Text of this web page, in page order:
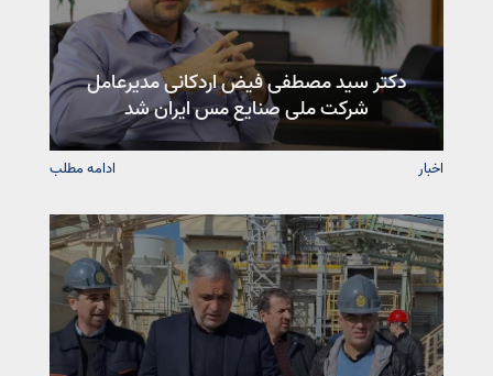
دکتر سید مصطفی فیض اردکانی مدیرعامل
شرکت ملی صنایع مس ایران شد
اخبار ادامه مطلب